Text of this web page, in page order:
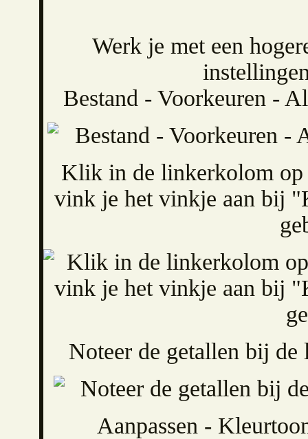
Werk je met een
Bestand - Voorkeuren -
Klik in de linkerkolom op
vink je het vinkje aan bij
Noteer de getallen bij
Aanpassen -